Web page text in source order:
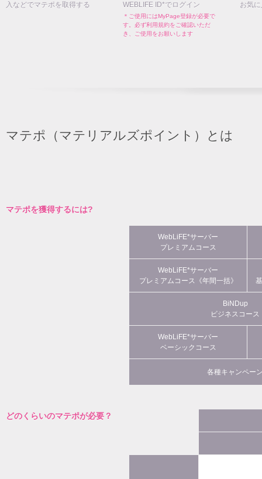
入などでマテポを取得する
WEBLIFE ID*でログイン
＊ご使用にはMyPage登録が必要で
す。必ず利用規約をご確認いただ
き、ご使用をお願いします
お気
マテポ（マテリアルズポイント）とは
マテポを獲得するには?
WebLiFE*サーバー
プレミアムコース
WebLiFE*サーバー
プレミアムコース《年間一括》
BiNDup
ビジネスコース
WebLiFE*サーバー
ベーシックコース
各種キャンペー
どのくらいのマテポが必要？